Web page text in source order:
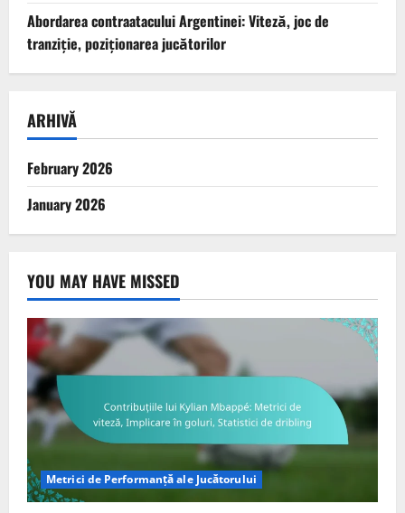
Abordarea contraatacului Argentinei: Viteză, joc de
tranziție, poziționarea jucătorilor
ARHIVĂ
February 2026
January 2026
YOU MAY HAVE MISSED
Metrici de Performanță ale Jucătorului